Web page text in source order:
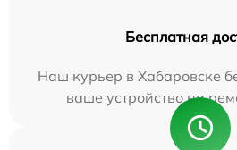
Бесплатная
Наш курьер в Хабаровске
ваше устройство на